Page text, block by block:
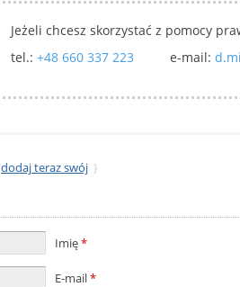
Jeżeli chcesz skorzystać z pomocy
tel.: +48 660 337 223 e-mail:
dodaj teraz swój }
Imię*
E-mail*